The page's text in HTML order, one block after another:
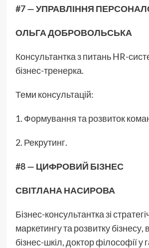
#7 — УПРАВЛІННЯ
ОЛЬГА ДОБРОВОЛЬСЬКА
Консультантка з питань HR-
бізнес-тренерка.
Теми консультацій:
1. Формування та розвиток
2. Рекрутинг.
#8 — ЦИФРОВИЙ БІЗНЕС
СВІТЛАНА НАСИРОВА
Бізнес-консультантка зі
маркетингу та розвитку бізнесу,
бізнес-шкіл, доктор філософії у